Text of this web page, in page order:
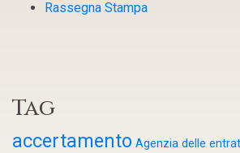
Rassegna Stampa
Tag
accertamento Agenzia delle